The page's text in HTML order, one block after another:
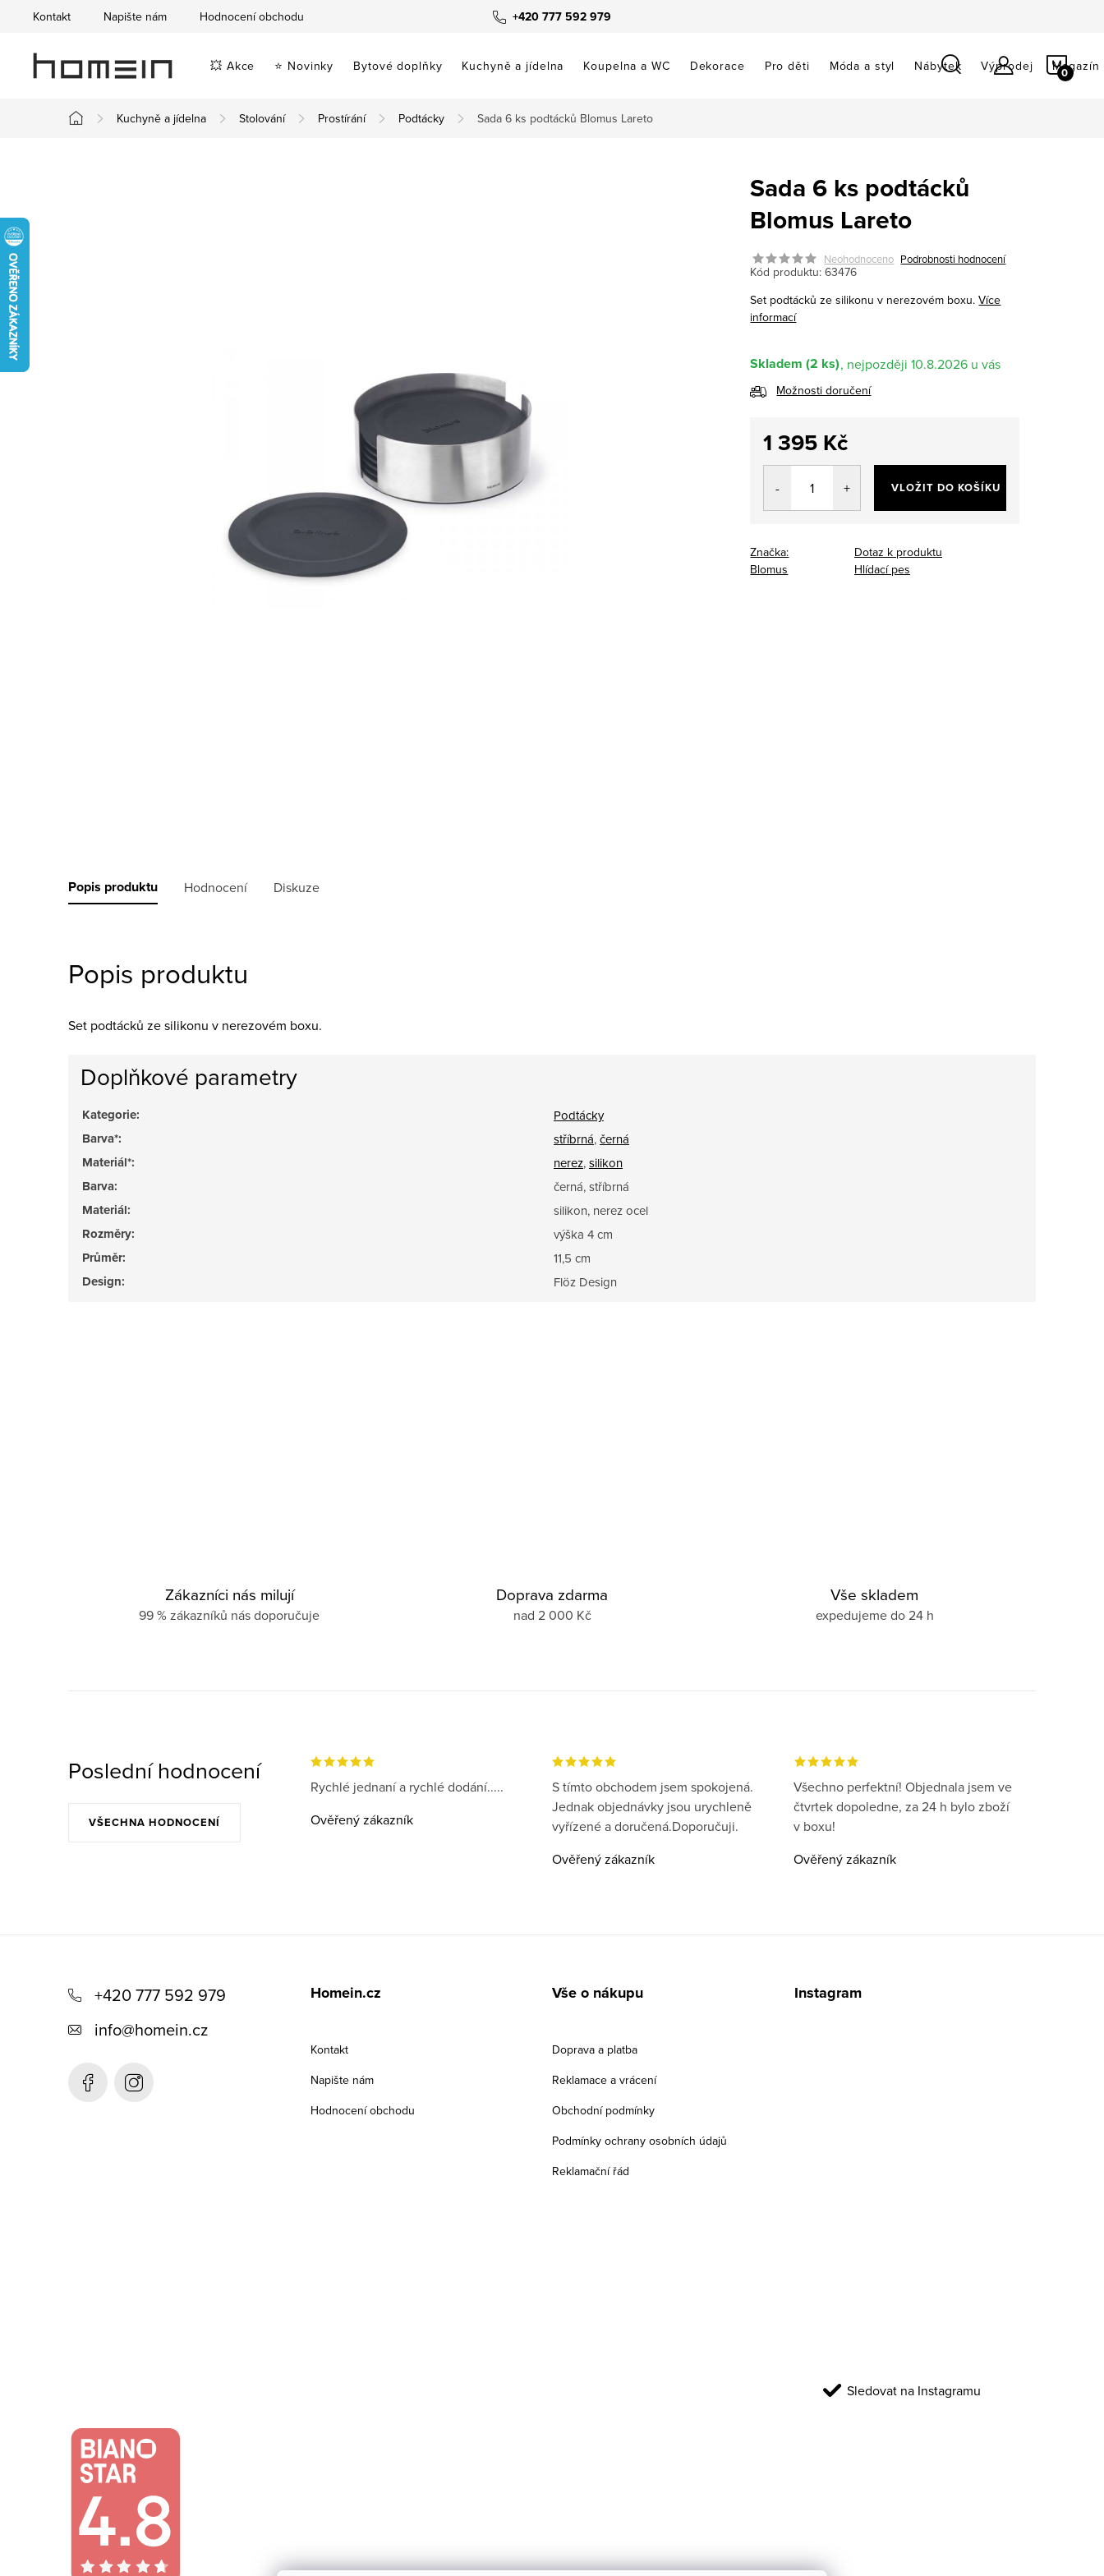
obsah
+420 777 592 979
Kontakt Napište nám Hodnocení obchodu
💥 Akce ⭐ Novinky Bytové doplňky Kuchyně a jídelna Koupelna a WC Dekorace Pro děti Móda a styl Nábytek Výprodej Magazín
Domů
Kuchyně a jídelna Stolování Prostírání Podtácky Sada 6 ks podtácků Blomus Lareto
Sada 6 ks podtácků
Blomus Lareto
Neohodnoceno Podrobnosti hodnocení
Kód produktu: 63476
Set podtácků ze silikonu v nerezovém boxu.Více
informací
Skladem (2 ks) 10.8.2026
Možnosti doručení
1 395 Kč
Měrná
VLOŽIT DO KOŠÍKU
Značka:
Blomus
Dotaz k produktu
Hlídací pes
Popis produktu Hodnocení Diskuze
Popis produktu
Set podtácků ze silikonu v nerezovém boxu.
Doplňkové parametry
Kategorie: Podtácky
Barva*: stříbrná,černá
Materiál*: nerez,silikon
Barva: černá, stříbrná
Materiál: silikon, nerez ocel
Rozměry: výška 4 cm
Průměr: 11,5 cm
Design: Flöz Design
Zákazníci nás milují
99 % zákazníků nás doporučuje
Doprava zdarma
nad 2 000 Kč
Vše skladem
expedujeme do 24 h
Poslední hodnocení
VŠECHNA HODNOCENÍ
Rychlé jednaní a rychlé dodání.....
Ověřený zákazník
S tímto obchodem jsem spokojená.
Jednak objednávky jsou urychleně
vyřízené a doručená.Doporučuji.
Ověřený zákazník
Všechno perfektní! Objednala jsem ve
čtvrtek dopoledne, za 24 h bylo zboží
v boxu!
Ověřený zákazník
+420 777 592 979
info@homein.cz
Homein.cz
Kontakt
Napište nám
Hodnocení obchodu
Vše o nákupu
Doprava a platba
Reklamace a vrácení
Obchodní podmínky
Podmínky ochrany osobních údajů
Reklamační řád
Instagram
Sledovat na Instagramu